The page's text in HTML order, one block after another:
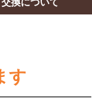
換について
す